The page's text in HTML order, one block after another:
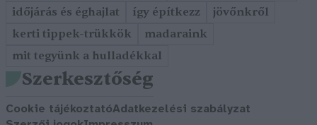
időjárás és éghajlat
így építkezz
jövőnkről
kerti tippek-trükkök
madaraink
mit tegyünk a hulladékkal
Szerkesztőség
Cookie tájékoztatóAdatkezelési szabályzat